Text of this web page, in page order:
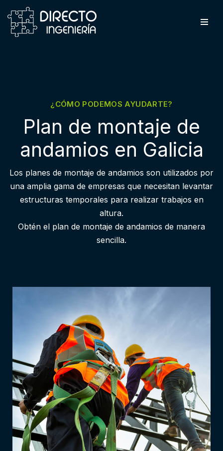
Saltar
¿CÓMO PODEMOS AYUDARTE?
Plan de montaje de
andamios en Galicia
Los planes de montaje de andamios son utilizados por
una amplia gama de empresas que necesitan levantar
estructuras temporales para realizar trabajos en
altura.
Obtén el plan de montaje de andamios de manera
sencilla.